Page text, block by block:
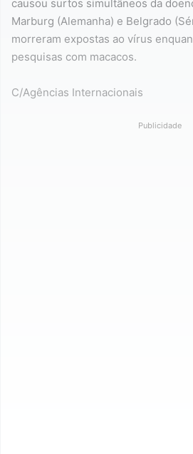
causou surtos simultâneos da
Marburg (Alemanha) e Belgrado
morreram expostas ao vírus
pesquisas com macacos.
C/Agências Internacionais
Publicidade